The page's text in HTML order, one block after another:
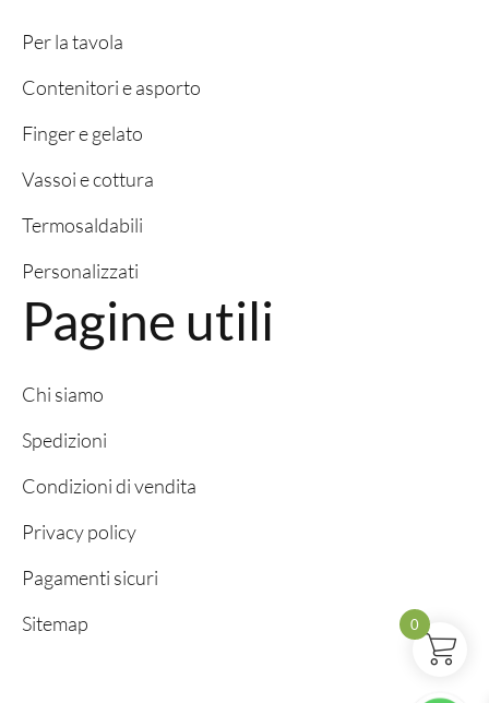
Per la tavola
Contenitori e asporto
Finger e gelato
Vassoi e cottura
Termosaldabili
Personalizzati
Pagine utili
Chi siamo
Spedizioni
Condizioni di vendita
Privacy policy
Pagamenti sicuri
Sitemap
0